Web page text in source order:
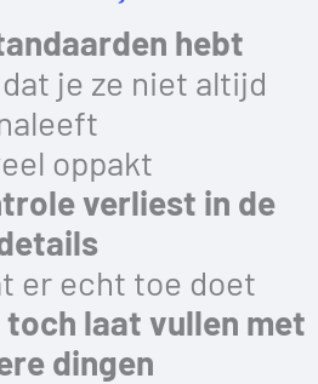
hebt
je ze niet altijd
oppakt
verliest in de
er echt toe doet
toch laat vullen met
dingen